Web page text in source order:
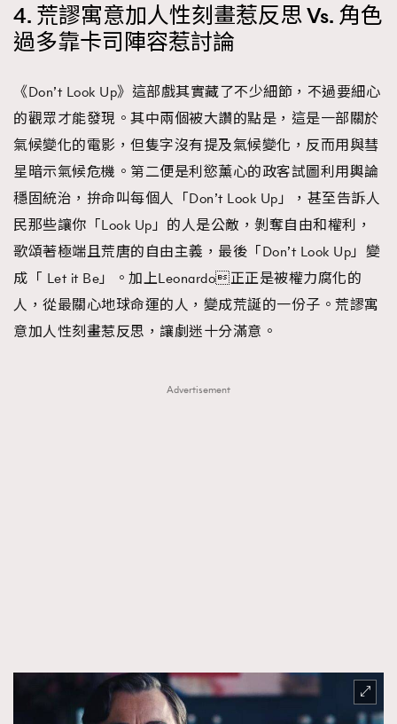
4. 荒謬寓意加人性刻畫惹反思 Vs. 角色
過多靠卡司陣容惹討論
《Don’t Look Up》這部戲其實藏了不少細節，不過要細心
的觀眾才能發現。其中兩個被大讚的點是，這是一部關於
氣候變化的電影，但隻字沒有提及氣候變化，反而用與彗
星暗示氣候危機。第二便是利慾薰心的政客試圖利用輿論
穩固統治，拚命叫每個人「Don’t Look Up」，甚至告訴人
民那些讓你「Look Up」的人是公敵，剝奪自由和權利，
歌頌著極端且荒唐的自由主義，最後「Don’t Look Up」變
成「 Let it Be」。加上Leonardo正正是被權力腐化的
人，從最關心地球命運的人，變成荒誕的一份子。荒謬寓
意加人性刻畫惹反思，讓劇迷十分滿意。
Advertisement